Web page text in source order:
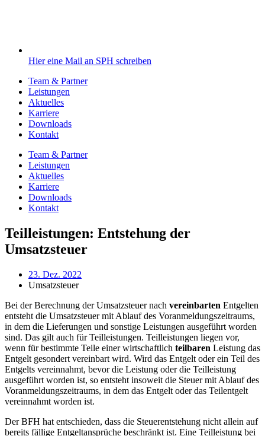
Hier eine Mail an SPH schreiben
Team & Partner
Leistungen
Aktuelles
Karriere
Downloads
Kontakt
Team & Partner
Leistungen
Aktuelles
Karriere
Downloads
Kontakt
Teilleistungen: Entstehung der
Umsatzsteuer
23. Dez. 2022
Umsatzsteuer
Bei der Berechnung der Umsatzsteuer nach vereinbarten Entgelten
entsteht die Umsatzsteuer mit Ablauf des Voranmeldungszeitraums,
in dem die Lieferungen und sonstige Leistungen ausgeführt worden
sind. Das gilt auch für Teilleistungen. Teilleistungen liegen vor,
wenn für bestimmte Teile einer wirtschaftlich teilbaren Leistung das
Entgelt gesondert vereinbart wird. Wird das Entgelt oder ein Teil des
Entgelts vereinnahmt, bevor die Leistung oder die Teilleistung
ausgeführt worden ist, so entsteht insoweit die Steuer mit Ablauf des
Voranmeldungszeitraums, in dem das Entgelt oder das Teilentgelt
vereinnahmt worden ist.
Der BFH hat entschieden, dass die Steuerentstehung nicht allein auf
bereits fällige Entgeltansprüche beschränkt ist. Eine Teilleistung bei